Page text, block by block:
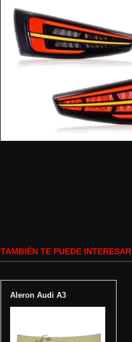
TAMBIÉN TE PUEDE INTERESAR
Aleron Audi A3